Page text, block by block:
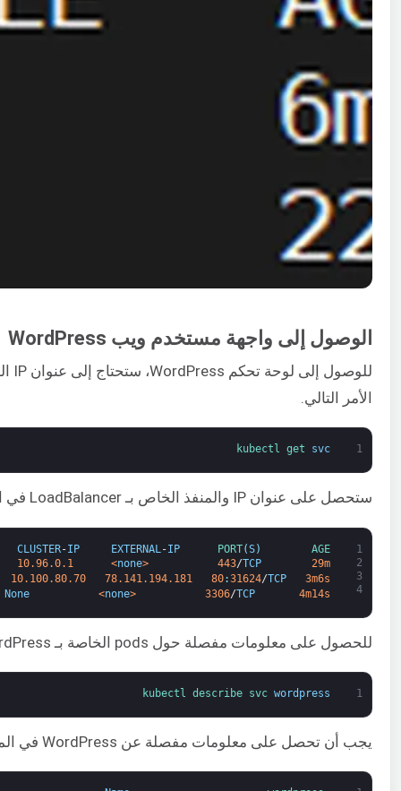
الوصول إلى واجهة مستخدم ويب WordPress
الأمر التالي.
1
kubectl get svc
ستحصل على عنوان IP والمنفذ الخاص بـ LoadBalancer في المخرجات التالية.
1
2
3
4
CLUSTER-IP EXTERNAL -IP PORT(S)
AGE
10.96.0.1
<none> 443/TCP
29m
10.100.80.70
78.141.194.181 80:31624/TCP
3m6s
None
<none> 3306/TCP 4m14s
للحصول على معلومات مفصلة حول pods الخاصة بـ WordPress، قم بتشغيل الأمر التالي.
1
kubectl describe svc wordpress
يجب أن تحصل على معلومات مفصلة عن WordPress في المخرجات التالية.